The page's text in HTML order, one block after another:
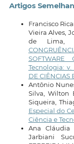
Artigos
Francisco
Vieira Alves,
de Lima,
SOFTWARE
Tecnologia: v.
DE CIÊNCIAS
Antônio
Silva, Wilton
Siqueira,
Especial do
Ciência e
Ana Cláudia
Jarbiani